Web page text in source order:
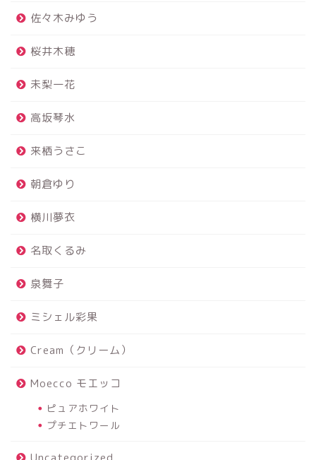
佐々木みゆう
桜井木穂
未梨一花
高坂琴水
来栖うさこ
朝倉ゆり
横川夢衣
名取くるみ
泉舞子
ミシェル彩果
Cream（クリーム）
Moecco モエッコ
ピュアホワイト
プチエトワール